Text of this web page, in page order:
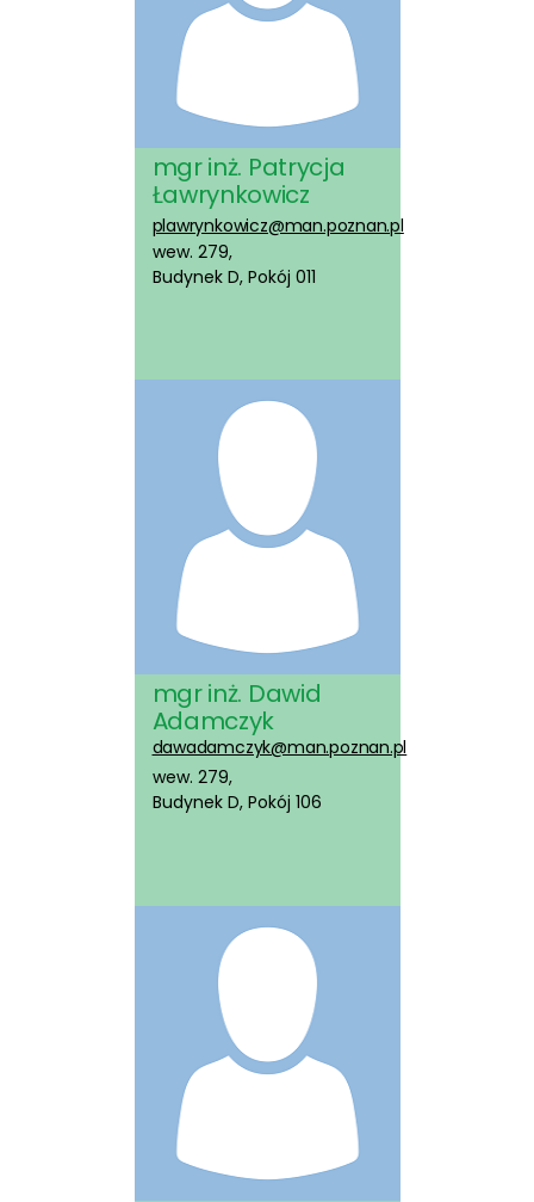
mgr inż. Patrycja
Ławrynkowicz
plawrynkowicz@man.poznan.pl
wew. 279,
Budynek D, Pokój 011
mgr inż. Dawid
Adamczyk
dawadamczyk@man.poznan.pl
wew. 279,
Budynek D, Pokój 106